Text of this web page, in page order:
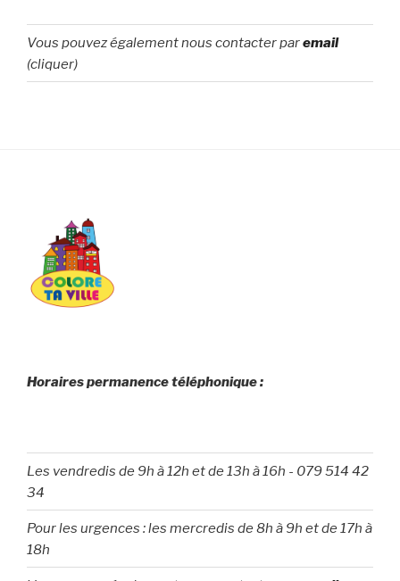
Vous pouvez également nous contacter paremail
(cliquer)
Horaires permanence téléphonique :
Les vendredis de 9h à 12h et de 13h à 16h - 079 514 42
34
Pour les urgences : les mercredis de 8h à 9h et de 17h à
18h